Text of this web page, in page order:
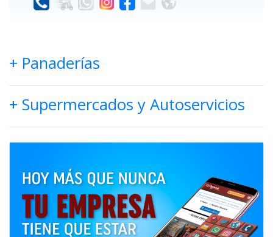
+ Panaderías
+ Supermercados y Autoservicios